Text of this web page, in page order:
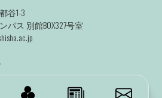
谷1-3
ス 別館BOX327号室